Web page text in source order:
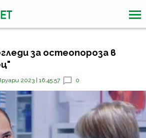
за остеопороза в
2023 | 16:45:57 0